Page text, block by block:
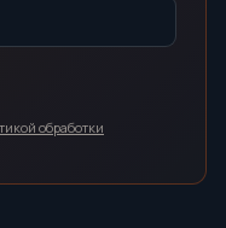
обработки